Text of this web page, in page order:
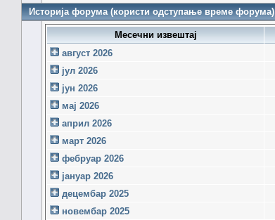
Историја форума (користи одступање време форума)
Месечни извештај
август 2026
јул 2026
јун 2026
мај 2026
април 2026
март 2026
фебруар 2026
јануар 2026
децембар 2025
новембар 2025